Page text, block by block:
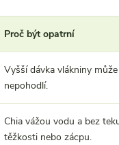
Proč být opatrní
Vyšší dávka vlákniny
nepohodlí.
Chia vážou vodu a bez
těžkosti nebo zácpu.